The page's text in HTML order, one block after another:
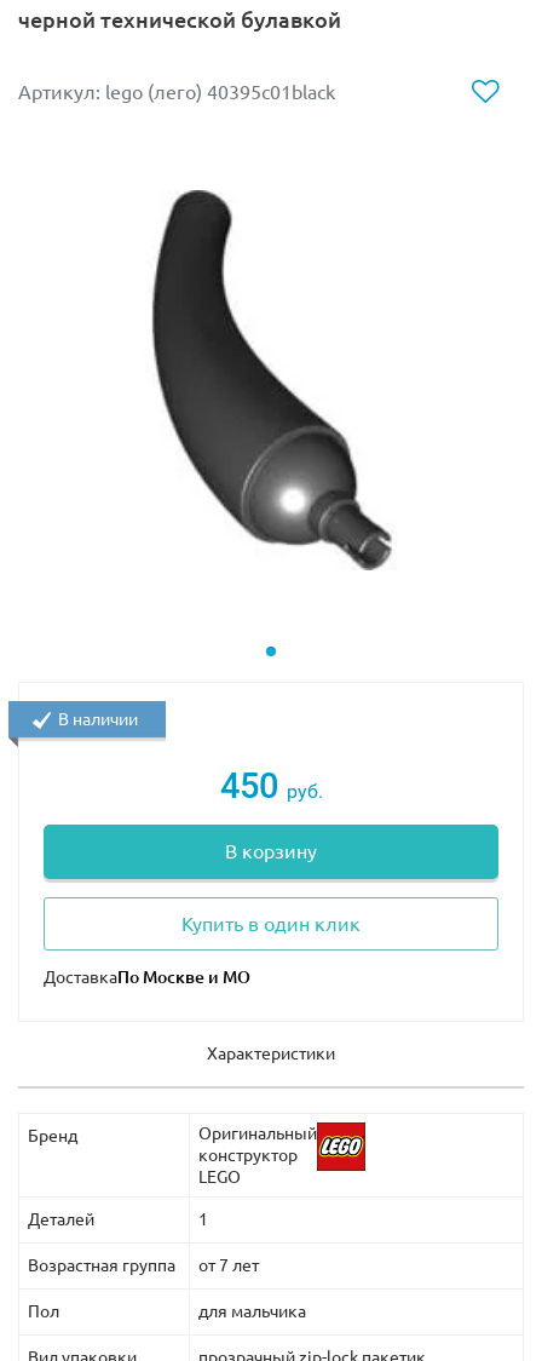
Другая фигурка из этого же набора
Солдат-клон батальона "Волчья стая"
черной технической булавкой
Артикул: lego (лего) 40395c01black
450 руб.
В корзину
Купить в один клик
Доставка
В наличии
Характеристики
Бренд
Оригинальный
конструктор
LEGO
Деталей 1
Возрастная группа от 7 лет
Пол для мальчика
Вид упаковки прозрачный zip-lock пакетик